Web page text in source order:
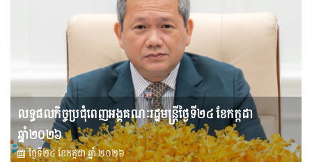
លទ្ធផលកិច្ចប្រជុំពេញអង្គគណៈរដ្ឋមន្រ្តីថ្ងៃទី២៤ ខែកក្កដា
ឆ្នាំ២០២៦
ថ្ងៃទី២៤ ខែ​កក្កដា ឆ្នាំ ២០២៦